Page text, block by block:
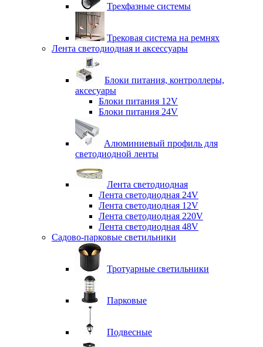
Трехфазные системы
Трековая система на ремнях
Лента светодиодная и аксессуары
Блоки питания, контроллеры,
аксесуары
Блоки питания 12V
Блоки питания 24V
Алюминиевый профиль для
светодиодной ленты
Лента светодиодная
Лента светодиодная 24V
Лента светодиодная 12V
Лента светодиодная 220V
Лента светодиодная 48V
Садово-парковые светильники
Тротуарные светильники
Парковые
Подвесные